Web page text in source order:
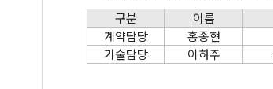
구분
이름
계약담당
홍종현
기술담당
이하주